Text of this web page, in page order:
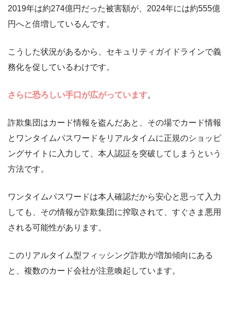
2019年は約274億円だった被害額が、2024年には約555億
円へと倍増しているんです。
こうした状況があるから、セキュリティガイドラインで義
務化を促しているわけです。
さらに恐ろしい手口が広がっています。
詐欺集団はカード情報を盗んだあと、その場でカード情報
とワンタイムパスワードをリアルタイムに正規のショッピ
ングサイトに入力して、本人認証を突破してしまうという
方法です。
ワンタイムパスワードは本人確認だから安心と思って入力
しても、その情報が詐欺集団に搾取されて、すぐさま悪用
される可能性があります。
このリアルタイム型フィッシング詐欺が増加傾向にある
と、複数のカード会社が注意喚起しています。